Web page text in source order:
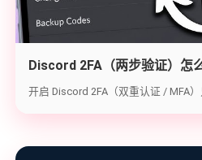
Discord 2FA（两步验证）怎
钥备份与炸号救急（2026实
开启 Discord 2FA（双重认证 / MFA